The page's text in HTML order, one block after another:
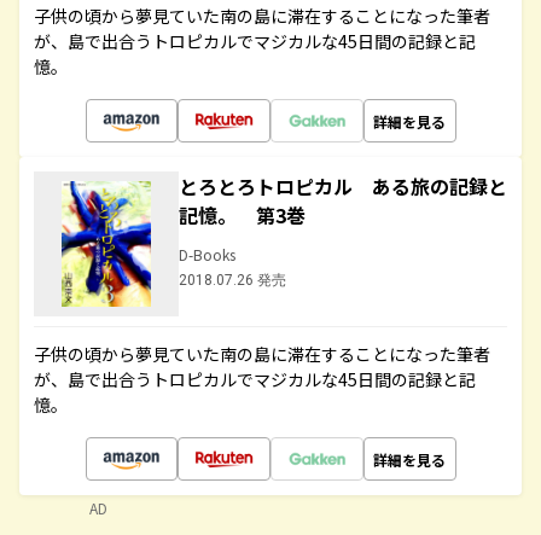
子供の頃から夢見ていた南の島に滞在することになった筆者
が、島で出合うトロピカルでマジカルな45日間の記録と記
憶。
詳細を見る
とろとろトロピカル ある旅の記録と
記憶。 第3巻
D-Books
2018.07.26 発売
子供の頃から夢見ていた南の島に滞在することになった筆者
が、島で出合うトロピカルでマジカルな45日間の記録と記
憶。
詳細を見る
AD